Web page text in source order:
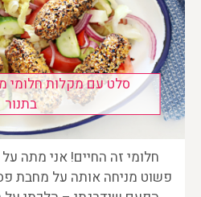
סלט עם מקלות חלומי
בתנור
חלומי זה החיים! אני מתה על
פשוט מניחה אותה על מחבת